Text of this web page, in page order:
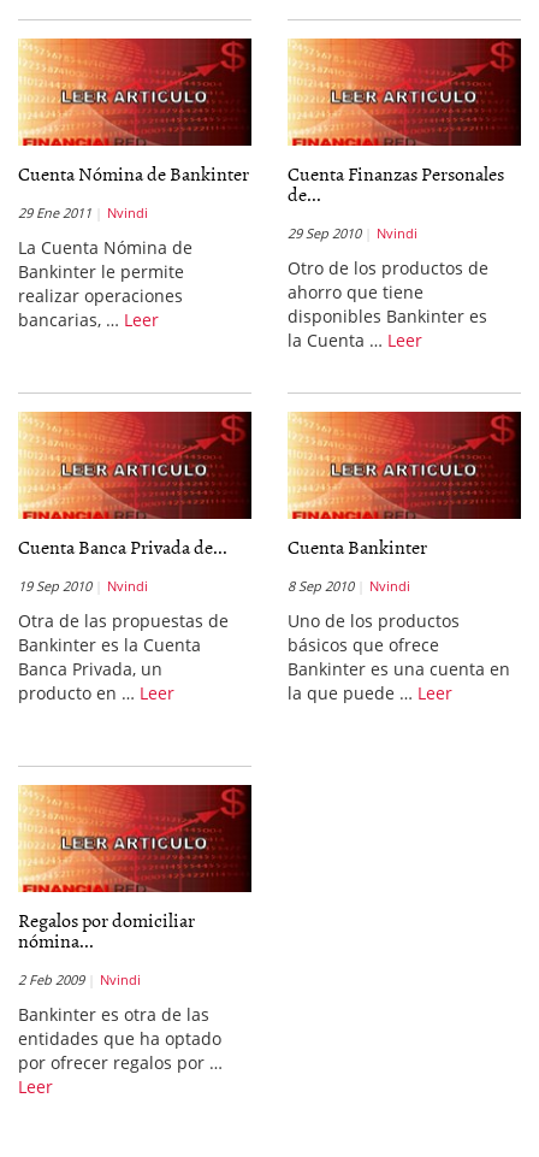
Cuenta Nómina de Bankinter
29 Ene 2011 Nvindi
La Cuenta Nómina de
Bankinter le permite
realizar operaciones
bancarias, … Leer
Cuenta Finanzas Personales
de...
29 Sep 2010 Nvindi
Otro de los productos de
ahorro que tiene
disponibles Bankinter es
la Cuenta … Leer
Cuenta Banca Privada de...
19 Sep 2010 Nvindi
Otra de las propuestas de
Bankinter es la Cuenta
Banca Privada, un
producto en … Leer
Cuenta Bankinter
8 Sep 2010 Nvindi
Uno de los productos
básicos que ofrece
Bankinter es una cuenta en
la que puede … Leer
Regalos por domiciliar
nómina...
2 Feb 2009 Nvindi
Bankinter es otra de las
entidades que ha optado
por ofrecer regalos por …
Leer